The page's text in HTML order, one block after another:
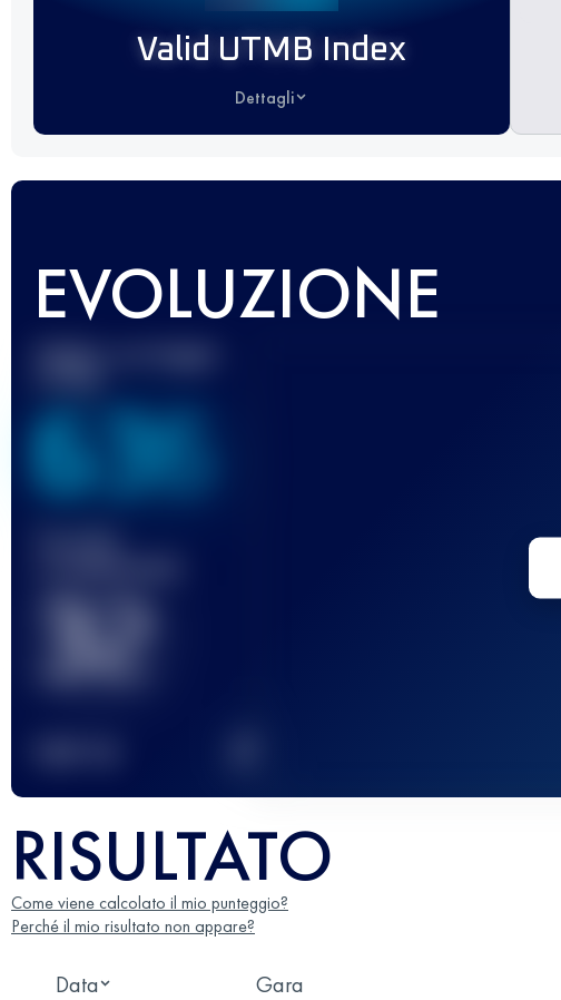
Valid UTMB Index
Dettagli
EVOLUZIONE
Miglior punteggio
636
Gara(e)
32
RISULTATO
Come viene calcolato il mio punteggio?
Perché il mio risultato non appare?
Data Gara